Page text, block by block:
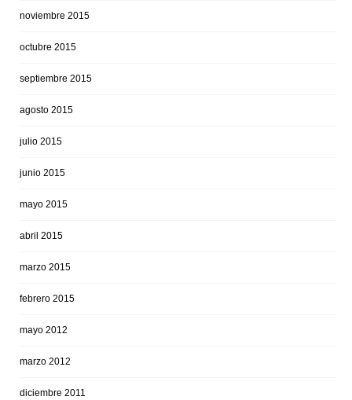
noviembre 2015
octubre 2015
septiembre 2015
agosto 2015
julio 2015
junio 2015
mayo 2015
abril 2015
marzo 2015
febrero 2015
mayo 2012
marzo 2012
diciembre 2011